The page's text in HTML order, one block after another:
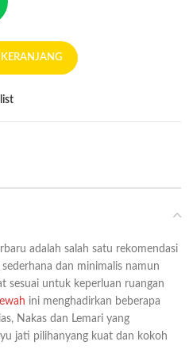
KERANJANG
adalah salah satu rekomendasi
dan minimalis namun
sesuai untuk keperluan ruangan
ini menghadirkan beberapa
Nakas dan Lemari yang
jati pilihanyang kuat dan kokoh